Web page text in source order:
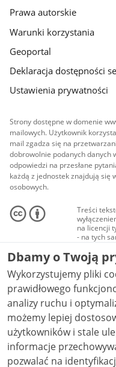
Prawa autorskie
Warunki korzystania
Geoportal
Deklaracja dostępności
Ustawienia prywatności
Strony dostępne w domenie
mailowych. Użytkownik
mail zgadza się na
dobrowolnie podanych danych
odpowiedzi na przesłane
każdą z jednostek znajdują się
osobowych.
Treści
na licencji
- na tych
Materiały
audio i
Creative
NC-ND
Dbamy o Twoją
Wykorzystujemy pliki
prawidłowego
analizy ruchu i optymalizacji
możemy lepiej
użytkowników i stale ulepszać
informacje
pozwalać na